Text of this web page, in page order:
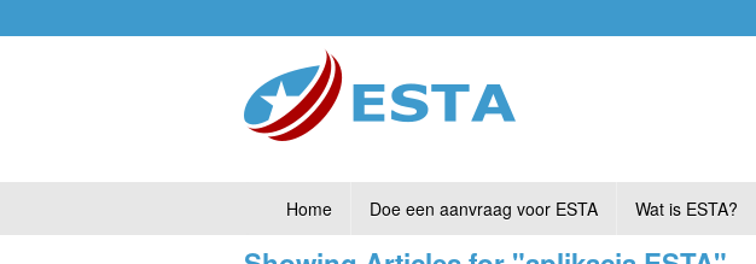
Home Doe een aanvraag voor ESTA Wat is ESTA?